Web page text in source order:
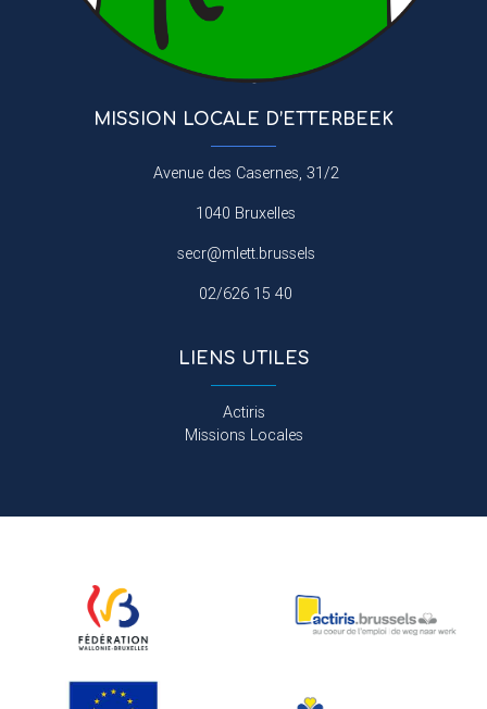
MISSION LOCALE D’ETTERBEEK
Avenue des Casernes, 31/2
1040 Bruxelles
secr@mlett.brussels
02/626 15 40
LIENS UTILES
Actiris
Missions Locales